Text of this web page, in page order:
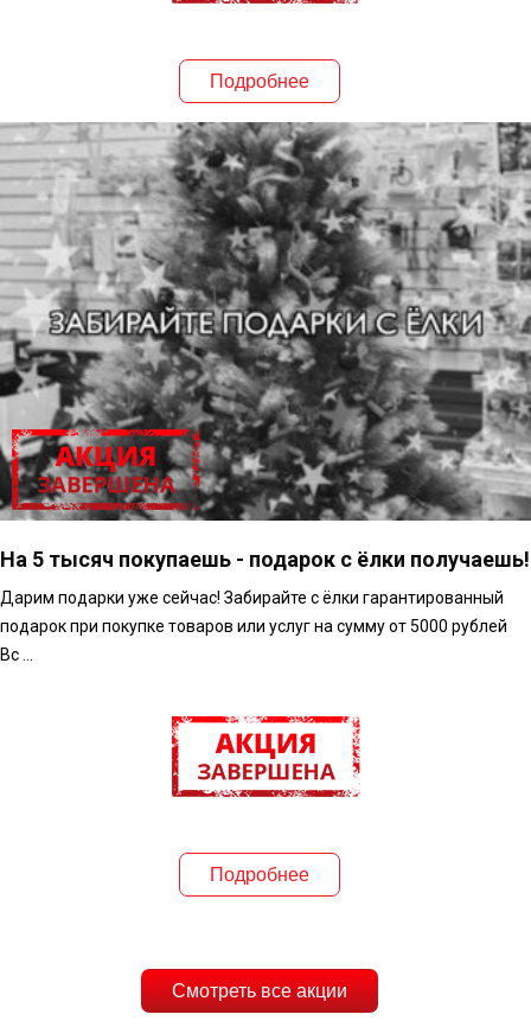
Подробнее
ПОДАРКИ!
На 5 тысяч покупаешь - подарок с ёлки получаешь!
Дарим подарки уже сейчас! Забирайте с ёлки гарантированный
подарок при покупке товаров или услуг на сумму от 5000 рублей
Вс ...
Подробнее
Смотреть все акции